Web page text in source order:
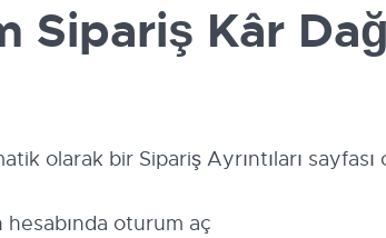
Kâr
olarak bir Sipariş Ayrıntıları
oturum aç